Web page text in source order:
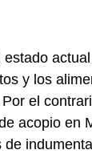
estado
y los
el
acopio en
de